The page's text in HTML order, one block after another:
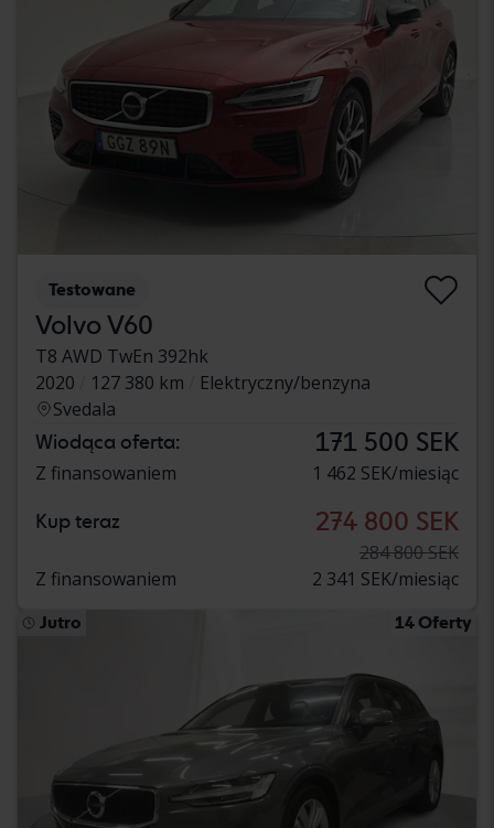
Testowane
Volvo V60
T8 AWD TwEn 392hk
2020
127 380 km
Elektryczny/benzyna
Svedala
Wiodąca oferta: 171 500 SEK
Z finansowaniem 1 462 SEK/miesiąc
Kup teraz 274 800 SEK
284 800 SEK
Z finansowaniem
2 341 SEK/miesiąc
Jutro 14 Oferty